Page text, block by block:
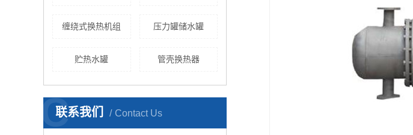
缠绕式换热机组 压力罐储水罐
贮热水罐 管壳换热器
联系我们 Contact Us
C